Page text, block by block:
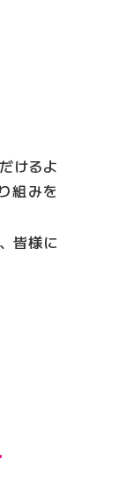
けるよ
組みを
皆様に